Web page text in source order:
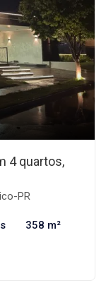
4 quartos,
PR
358 m²